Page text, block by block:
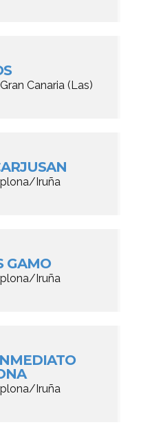
Canaria (Las)
Iruña
GAMO
Iruña
Iruña